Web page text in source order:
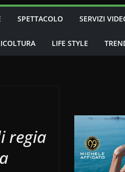
SPETTACOLO SERVIZI
LIFE STYLE
regia